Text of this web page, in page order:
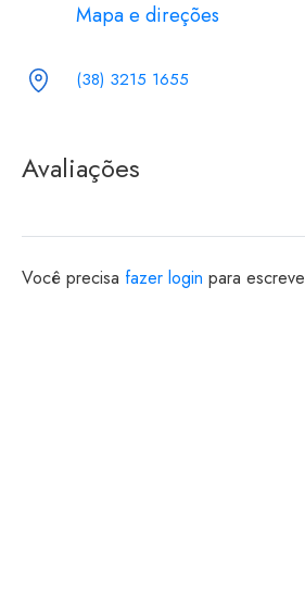
Mapa e direções
(38) 3215 1655
Avaliações
Você precisa fazer login para